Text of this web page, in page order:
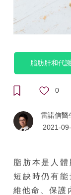
脂肪肝和代
0
雷諾信醫
2021-
脂肪本是人
短缺時仍有
維他命、保護